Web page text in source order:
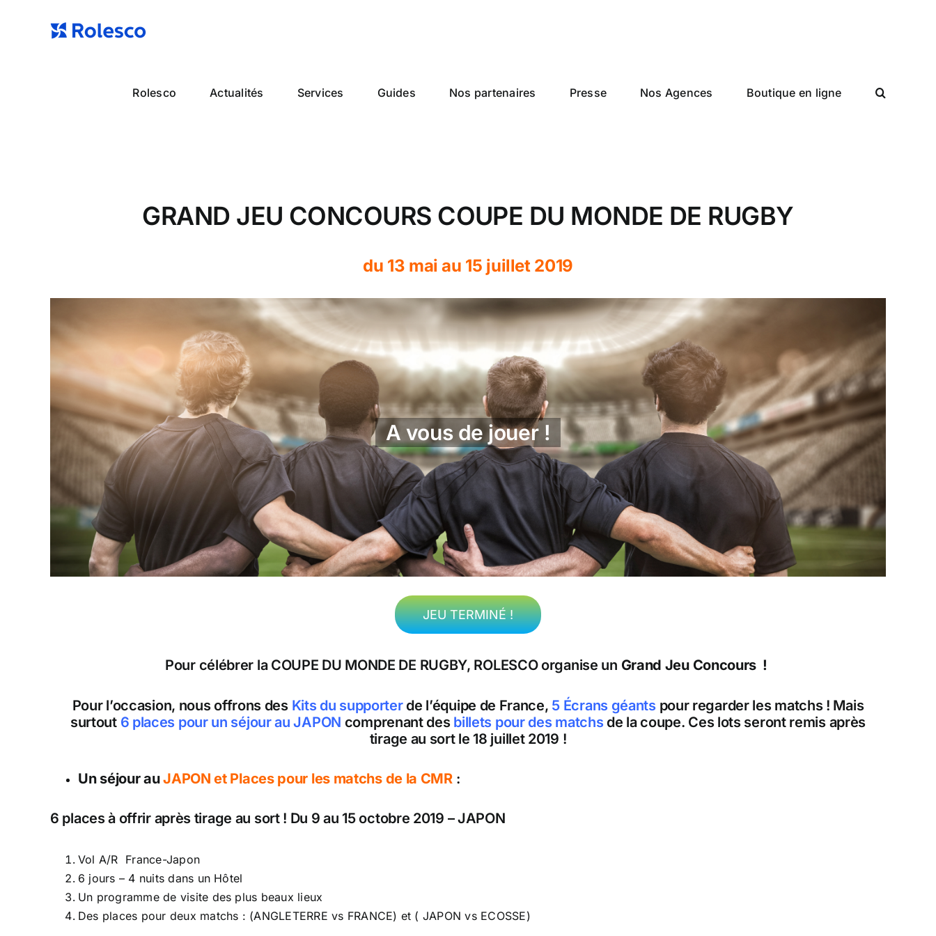
Rolesco Actualités Services Guides Nos partenaires Presse Nos Agences Boutique en ligne
GRAND JEU CONCOURS COUPE DU MONDE DE RUGBY
du 13 mai au 15 juillet 2019
A vous de jouer !
JEU TERMINÉ !
Pour célébrer la COUPE DU MONDE DE RUGBY, ROLESCO organise un Grand Jeu Concours !
Pour l’occasion, nous offrons des Kits du supporterde l’équipe de France, 5 Écrans géantspour regarder les matchs ! Mais
surtout 6 places pour un séjour au JAPON comprenant des billets pour des matchsde la coupe. Ces lots seront remis après
tirage au sort le 18 juillet 2019 !
Un séjour auJAPON et Places pour les matchs de la CMR :
6 places à offrir après tirage au sort ! Du 9 au 15 octobre 2019 – JAPON
Vol A/R France-Japon
6 jours – 4 nuits dans un Hôtel
Un programme de visite des plus beaux lieux
Des places pour deux matchs : (ANGLETERRE vs FRANCE) et ( JAPON vs ECOSSE)